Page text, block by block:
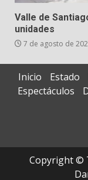
Valle de
unidades
7 de agosto de
Inicio Estado
Espectáculos
Copyright ©